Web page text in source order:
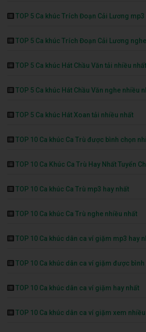
TOP 5 Ca khúc Trích Đoạn Cải Lương mp3
TOP 5 Ca khúc Trích Đoạn Cải Lương
TOP 5 Ca khúc Hát Chầu Văn tải nhiều nhất
TOP 5 Ca khúc Hát Chầu Văn nghe nhiều
TOP 5 Ca khúc Hát Xoan tải nhiều nhất
TOP 10 Ca khúc Ca Trù được bình chọn
TOP 10 Ca Khúc Ca Trù Hay Nhất Tuyển
TOP 10 Ca khúc Ca Trù mp3 hay nhất
TOP 10 Ca khúc Ca Trù nghe nhiều nhất
TOP 10 Ca khúc dân ca ví giặm mp3 hay
TOP 10 Ca khúc dân ca ví giặm được
TOP 10 Ca khúc dân ca ví giặm hay nhất
TOP 10 Ca khúc dân ca ví giặm xem